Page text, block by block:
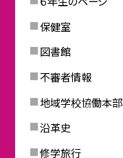
保健室
図書館
不審者情報
地域学校協働本部
沿革史
修学旅行